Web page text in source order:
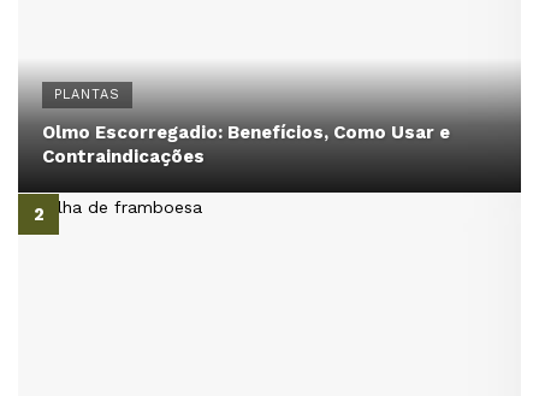
PLANTAS
Olmo Escorregadio: Benefícios, Como Usar e
Contraindicações